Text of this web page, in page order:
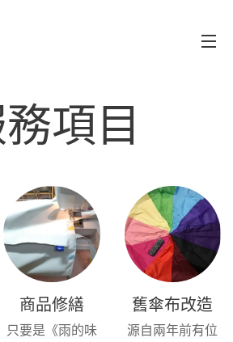
項目
商品修繕
只要是《雨的味
舊傘布改造
源自兩年前有位